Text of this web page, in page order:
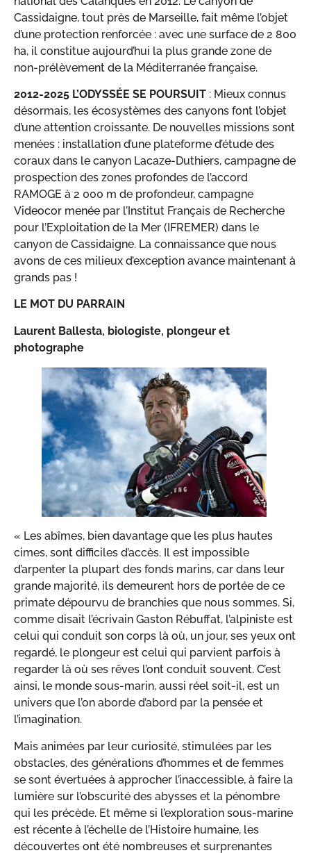
Cassidaigne, tout près de Marseille, fait même l’objet
d’une protection renforcée : avec une surface de 2 800
ha, il constitue aujourd’hui la plus grande zone de
non-prélèvement de la Méditerranée française.
2012-2025 L’ODYSSÉE SE POURSUIT : Mieux connus
désormais, les écosystèmes des canyons font l’objet
d’une attention croissante. De nouvelles missions sont
menées : installation d’une plateforme d’étude des
coraux dans le canyon Lacaze-Duthiers, campagne de
prospection des zones profondes de l’accord
RAMOGE à 2 000 m de profondeur, campagne
Videocor menée par l’Institut Français de Recherche
pour l’Exploitation de la Mer (IFREMER) dans le
canyon de Cassidaigne. La connaissance que nous
avons de ces milieux d’exception avance maintenant à
grands pas !
LE MOT DU PARRAIN
Laurent Ballesta, biologiste, plongeur et
photographe
« Les abîmes, bien davantage que les plus hautes
cimes, sont difficiles d’accès. Il est impossible
d’arpenter la plupart des fonds marins, car dans leur
grande majorité, ils demeurent hors de portée de ce
primate dépourvu de branchies que nous sommes. Si,
comme disait l’écrivain Gaston Rébuffat, l’alpiniste est
celui qui conduit son corps là où, un jour, ses yeux ont
regardé, le plongeur est celui qui parvient parfois à
regarder là où ses rêves l’ont conduit souvent. C’est
ainsi, le monde sous-marin, aussi réel soit-il, est un
univers que l’on aborde d’abord par la pensée et
l’imagination.
Mais animées par leur curiosité, stimulées par les
obstacles, des générations d’hommes et de femmes
se sont évertuées à approcher l’inaccessible, à faire la
lumière sur l’obscurité des abysses et la pénombre
qui les précède. Et même si l’exploration sous-marine
est récente à l’échelle de l’Histoire humaine, les
découvertes ont été nombreuses et surprenantes